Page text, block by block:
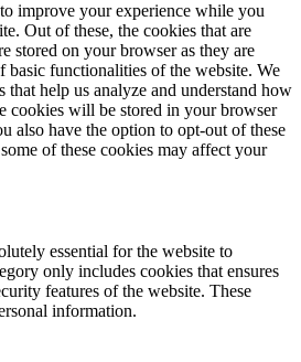
improve your experience while you
Out of these, the cookies that are
stored on your browser as they are
basic functionalities of the website. We
that help us analyze and understand how
cookies will be stored in your browser
also have the option to opt-out of these
of these cookies may affect your
essential for the website to
only includes cookies that ensures
features of the website. These
information.